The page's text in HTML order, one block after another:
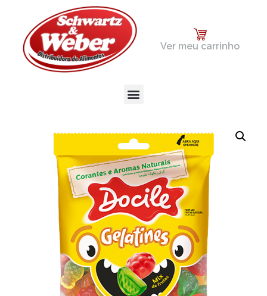
Ver meu carrinho